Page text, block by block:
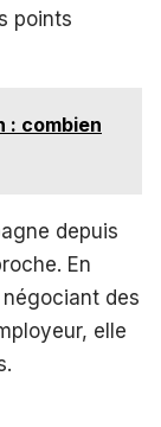
points
: combien
depuis
En
des
elle